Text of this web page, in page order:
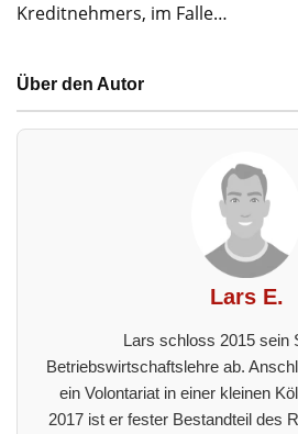
Kreditnehmers, im Falle…
Über den Autor
Lars E.
Lars schloss 2015 sein
Betriebswirtschaftslehre ab.
ein Volontariat in einer kleinen
2017 ist er fester Bestandteil des